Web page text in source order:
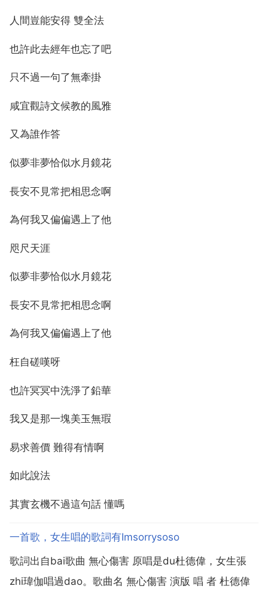
人間豈能安得 雙全法
也許此去經年也忘了吧
只不過一句了無牽掛
咸宜觀詩文候教的風雅
又為誰作答
似夢非夢恰似水月鏡花
長安不見常把相思念啊
為何我又偏偏遇上了他
咫尺天涯
似夢非夢恰似水月鏡花
長安不見常把相思念啊
為何我又偏偏遇上了他
枉自磋嘆呀
也許冥冥中洗淨了鉛華
我又是那一塊美玉無瑕
易求善價 難得有情啊
如此說法
其實玄機不過這句話 懂嗎
一首歌，女生唱的歌詞有Imsorrysoso
歌詞出自bai歌曲 無心傷害 原唱是du杜德偉，女生張
zhi瑋伽唱過dao。歌曲名 無心傷害 演版 唱 者 杜德偉